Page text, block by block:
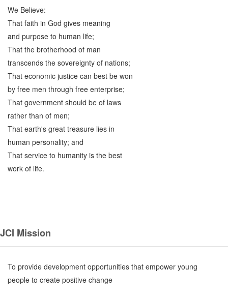
We Believe:
That faith in God gives meaning
and purpose to human life;
That the brotherhood of man
transcends the sovereignty of nations;
That economic justice can best be won
by free men through free enterprise;
That government should be of laws
rather than of men;
That earth's great treasure lies in
human personality; and
That service to humanity is the best
work of life.
JCI Mission
To provide development opportunities that empower young
people to create positive change